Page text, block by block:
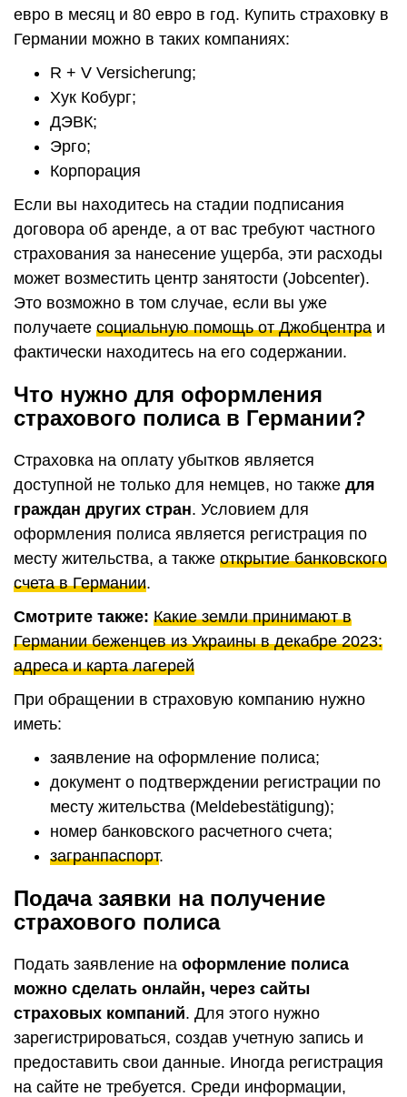
евро в месяц и 80 евро в год. Купить страховку в
Германии можно в таких компаниях:
R + V Versicherung;
Хук Кобург;
ДЭВК;
Эрго;
Корпорация
Если вы находитесь на стадии подписания
договора об аренде, а от вас требуют частного
страхования за нанесение ущерба, эти расходы
может возместить центр занятости (Jobcenter).
Это возможно в том случае, если вы уже
получаете социальную помощь от Джобцентра и
фактически находитесь на его содержании.
Что нужно для оформления
страхового полиса в Германии?
Страховка на оплату убытков является
доступной не только для немцев, но также для
граждан других стран. Условием для
оформления полиса является регистрация по
месту жительства, а также открытие банковского
счета в Германии.
Смотрите также: Какие земли принимают в
Германии беженцев из Украины в декабре 2023:
адреса и карта лагерей
При обращении в страховую компанию нужно
иметь:
заявление на оформление полиса;
документ о подтверждении регистрации по
месту жительства (Meldebestätigung);
номер банковского расчетного счета;
загранпаспорт.
Подача заявки на получение
страхового полиса
Подать заявление на оформление полиса
можно сделать онлайн, через сайты
страховых компаний. Для этого нужно
зарегистрироваться, создав учетную запись и
предоставить свои данные. Иногда регистрация
на сайте не требуется. Среди информации,